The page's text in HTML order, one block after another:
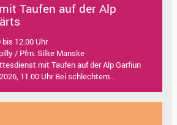
Taufen auf der Alp
bis 12.00 Uhr
/ Pfrn. Silke Manske
mit Taufen auf der Alp Garfiun
11.00 Uhr Bei schlechtem...